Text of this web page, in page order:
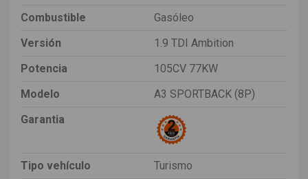
Combustible
Gasóleo
Versión
1.9 TDI Ambition
Potencia
105CV 77KW
Modelo
A3 SPORTBACK (8P)
Garantia
Tipo vehículo Turismo